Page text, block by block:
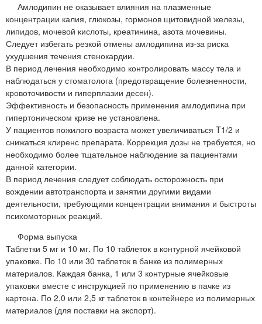
Амлодипин не оказывает влияния на плазменные
концентрации калия, глюкозы, гормонов щитовидной железы,
липидов, мочевой кислоты, креатинина, азота мочевины.
Следует избегать резкой отмены амлодипина из-за риска
ухудшения течения стенокардии.
В период лечения необходимо контролировать массу тела и
наблюдаться у стоматолога (предотвращение болезненности,
кровоточивости и гиперплазии десен).
Эффективность и безопасность применения амлодипина при
гипертоническом кризе не установлена.
У пациентов пожилого возраста может увеличиваться T1/2 и
снижаться клиренс препарата. Коррекция дозы не требуется, но
необходимо более тщательное наблюдение за пациентами
данной категории.
В период лечения следует соблюдать осторожность при
вождении автотранспорта и занятии другими видами
деятельности, требующими концентрации внимания и быстроты
психомоторных реакций.
Форма выпуска
Таблетки 5 мг и 10 мг. По 10 таблеток в контурной ячейковой
упаковке. По 10 или 30 таблеток в банке из полимерных
материалов. Каждая банка, 1 или 3 контурные ячейковые
упаковки вместе с инструкцией по применению в пачке из
картона. По 2,0 или 2,5 кг таблеток в контейнере из полимерных
материалов (для поставки на экспорт).